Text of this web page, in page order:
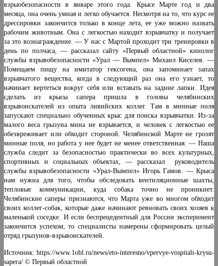
взрыобезопасности в январе этого года. Крысе Марте год и два
месяца, она очень умная и легко обучается. Несмотря на то, что курс ее
дрессировки закончится только в конце лета, ее уже можно назвать
рабочим животным. Она с легкостью находит взрывчатку и получает
за это вознаграждение. — У нас с Мартой проходит три тренировки в
день по полчаса, — рассказал сайту «Первый областной» кинолог
службы взрывобезопасности «Урал — Вымпел» Михаил Киселев. —
Помещаем пищу на имитатор гексогена, она запоминает запах
взрывчатого вещества, когда в следующий раз она его узнает, то
начинает вертеться вокруг себя или вставать на задние лапки. Идея
сделать из крысы сапера пришла в головы челябинских
взрывоискателей из опыта ливийских коллег. Там в минные поля
запускают специально обученных крыс для поиска взрывчатки. Из-за
малого веса грызуна мина не взрывается, и человек с легкостью ее
обезвреживает или обходит стороной. Челябинской Марте не грозят
минные поля, но работа у нее будет не менее ответственная. — Наша
служба следит за безопасностью практически во всех культурных,
спортивных и социальных объектах, — рассказал руководитель
службы взрывобезопасности «Урал-Вымпел» Игорь Гамов. — Крыса
нам нужна для того, чтобы обследовать вентиляционные шахты,
тепловые коммуникации, куда собака точно не проникнет.
Челябинские саперы признаются, что Марта уже во многом обходит
своих коллег-собак, которые даже начинают ревновать своих хозяев к
маленькой соседке. И если беспрецедентный для России эксперимент
закончится успехом, то специалисты намерены сформировать целый
отряд грызунов-взрывоискателей.
Источник: https://www.1obl.ru/news/eto-interesno/vpervye-vospitali-krysu-
sapera/ © Первый областной